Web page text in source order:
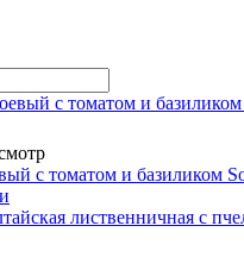
с томатом и базиликом